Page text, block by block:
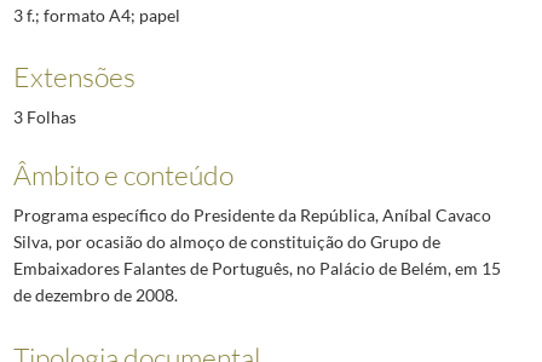
3 f.; formato A4; papel
Extensões
3 Folhas
Âmbito e conteúdo
Programa específico do Presidente da República, Aníbal Cavaco
Silva, por ocasião do almoço de constituição do Grupo de
Embaixadores Falantes de Português, no Palácio de Belém, em 15
de dezembro de 2008.